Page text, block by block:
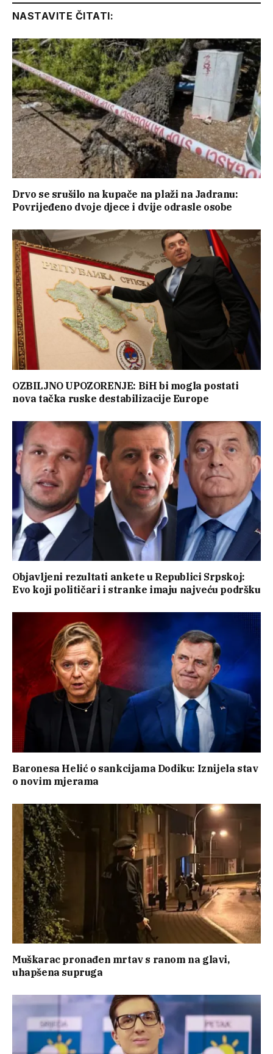
NASTAVITE ČITATI:
Drvo se srušilo na kupače na plaži na Jadranu:
Povrijeđeno dvoje djece i dvije odrasle osobe
OZBILJNO UPOZORENJE: BiH bi mogla postati
nova tačka ruske destabilizacije Europe
Objavljeni rezultati ankete u Republici Srpskoj:
Evo koji političari i stranke imaju najveću podršku
Baronesa Helić o sankcijama Dodiku: Iznijela stav
o novim mjerama
Muškarac pronađen mrtav s ranom na glavi,
uhapšena supruga